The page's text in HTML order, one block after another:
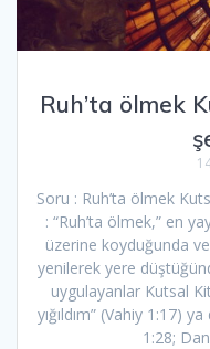
Ruh’ta ölmek
Soru : Ruh’ta ölmek
: “Ruh’ta ölmek,” en
üzerine koyduğunda
yenilerek yere
uygulayanlar Kutsal
yığıldım” (Vahiy 1:17)
1:28;